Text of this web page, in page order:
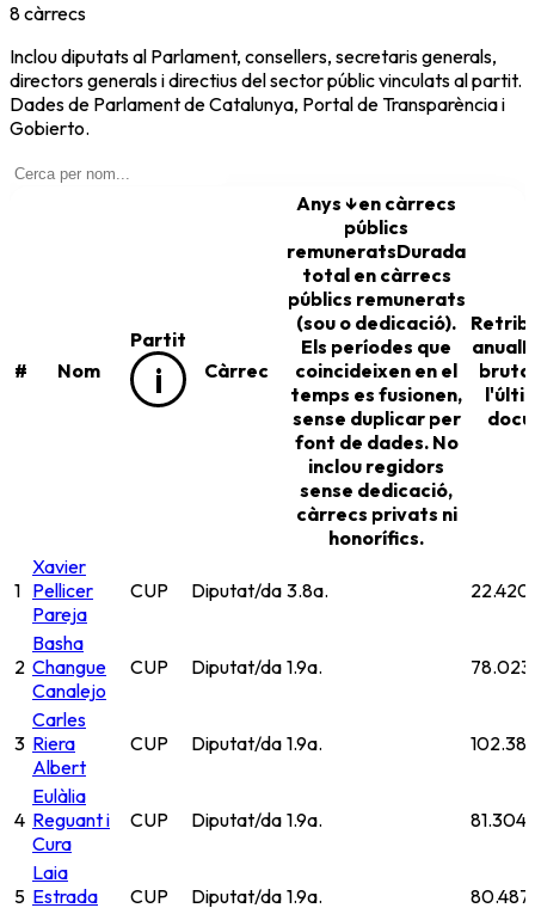
8càrrecs
Inclou diputats al Parlament, consellers, secretaris generals,
directors generals i directius del sector públic vinculats al partit.
Dades de Parlament de Catalunya, Portal de Transparència i
Gobierto.
# Nom
Partit
i Càrrec
Anys ↓en càrrecs
públics
remuneratsDurada
total en càrrecs
públics remunerats
(sou o dedicació).
Els períodes que
coincideixen en el
temps es fusionen,
sense duplicar per
font de dades. No
inclou regidors
sense dedicació,
càrrecs privats ni
honorífics.
anual
bruta
1
Xavier
Pellicer
Pareja
CUP Diputat/da 3.8a.
2
Basha
Changue
Canalejo
CUP Diputat/da 1.9a.
3
Carles
Riera
Albert
CUP Diputat/da 1.9a.
4
Eulàlia
Reguant i
Cura
CUP Diputat/da 1.9a. 81.304
5
Laia
Estrada
CUP Diputat/da 1.9a.